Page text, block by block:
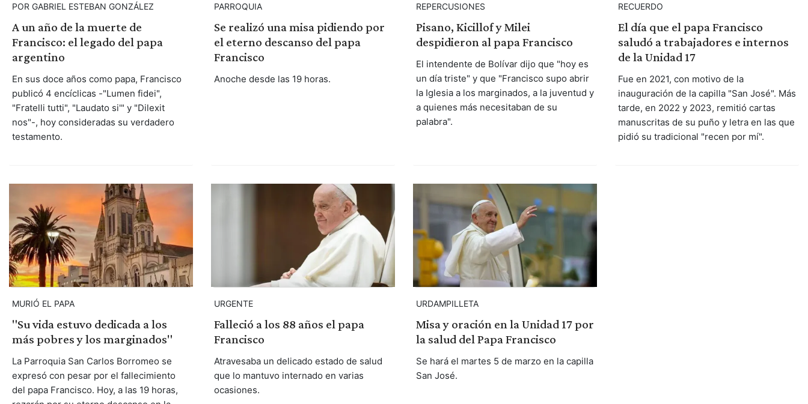
POR GABRIEL ESTEBAN GONZÁLEZ
A un año de la muerte de
Francisco: el legado del papa
argentino
En sus doce años como papa, Francisco
publicó 4 encíclicas -"Lumen fidei",
"Fratelli tutti", "Laudato si'" y "Dilexit
nos"-, hoy consideradas su verdadero
testamento.
PARROQUIA
Se realizó una misa pidiendo por
el eterno descanso del papa
Francisco
Anoche desde las 19 horas.
REPERCUSIONES
Pisano, Kicillof y Milei
despidieron al papa Francisco
El intendente de Bolívar dijo que "hoy es
un día triste" y que "Francisco supo abrir
la Iglesia a los marginados, a la juventud y
a quienes más necesitaban de su
palabra".
RECUERDO
El día que el papa Francisco
saludó a trabajadores e internos
de la Unidad 17
Fue en 2021, con motivo de la
inauguración de la capilla "San José". Más
tarde, en 2022 y 2023, remitió cartas
manuscritas de su puño y letra en las que
pidió su tradicional "recen por mí".
MURIÓ EL PAPA
"Su vida estuvo dedicada a los
más pobres y los marginados"
La Parroquia San Carlos Borromeo se
expresó con pesar por el fallecimiento
del papa Francisco. Hoy, a las 19 horas,
URGENTE
Falleció a los 88 años el papa
Francisco
Atravesaba un delicado estado de salud
que lo mantuvo internado en varias
ocasiones.
URDAMPILLETA
Misa y oración en la Unidad 17 por
la salud del Papa Francisco
Se hará el martes 5 de marzo en la capilla
San José.